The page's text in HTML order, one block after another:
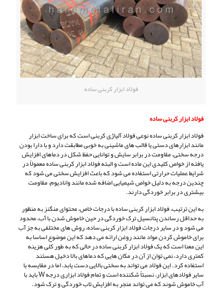
فولاد ابزار کربنی ساده
فولاد ابزار کربنی ساده
فولاد ابزار کربنی ساده نوعی فولاد آلیاژی کربنی است که برای ساخت ابزار
مانند ابزارهای دستی یا قالب های ماشینی به خوبی مطابقت دارد و با دارا بودن
درجه سختی، مقاومت در برابر سایش و توانایی حفظ شکل در دماهای افزایش
یافته از خواص کلیدی این ماده است و البته فولاد ابزار کربنی ساده معمولاً در
شرایط عملیات حرارتی استفاده می شود که باعث افزایش سختی می شود که
چندین درجه به دلیل خواص شیمیایی اضافه شده مانند وانادیوم، مقاومت
بیشتری در برابر خوردگی دارند.
به این ترتیب، فولاد ابزار کربنی ساده با درجات خاص، محتوای منگنز به منظور
به حداقل رساندن پتانسیل ترک خوردگی در حین خاموش شدن با آب، محدود
می شود و در سایر درجات فولاد ابزار کربنی ساده، روش های مختلفی به جز آب
برای خاموش کردن مواد مانند روغن ارائه می دهد که این موضوع اساسا به
این معنا است که یک فولاد ابزار کربنی ساده در حالی که به طور کلی هزینه
کمتری دارد، نمی توان از آن در مکان هایی که دماهای بالا دخیل هستند
استفاده کرد. این فولاد می تواند به سختی بالایی دست یابد، اما در مقایسه با
سایر فولادهای ابزار، نسبتاً شکننده است و تمام فولاد ابزاری درجه W باید با
آب خاموش شوند که می تواند منجر به افزایش تاب خوردگی و ترک شود.